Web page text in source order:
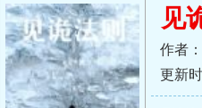
见
作者
更新